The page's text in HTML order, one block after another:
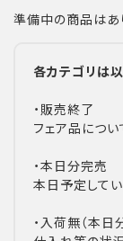
準備中の商品はあ
各カテゴリは
・販売終了
フェア品につ
・本日分完売
本日予定して
・入荷無（本日